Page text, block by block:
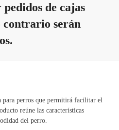
de cajas
contrario serán
para perros que permitirá facilitar el
reúne las características
del perro.